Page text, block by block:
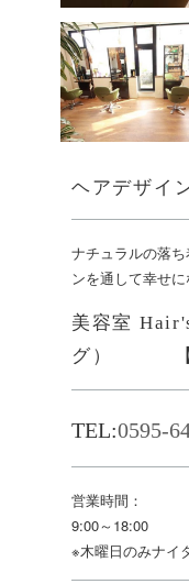
ヘアデザイ
ナチュラルの落
ンを通して幸せに
美容室
グ） 【完
TEL:0595-
営業時間：
9:00～18:00
※木曜日のみナイ